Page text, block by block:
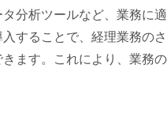
分析ツールなど、業務に適
することで、経理業務のさ
ます。これにより、業務の